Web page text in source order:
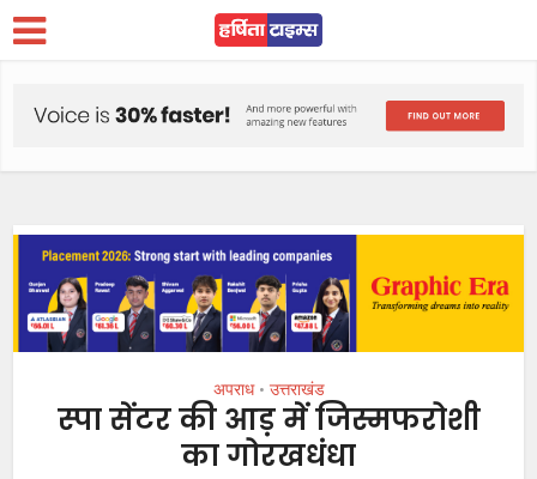
अपराध • उत्तराखंड
स्पा सेंटर की आड़ में जिस्मफरोशी
का गोरखधंधा